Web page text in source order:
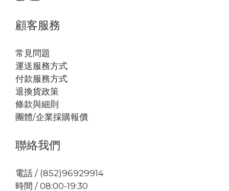
顧客服務
常見問題
運送服務方式
付款服務方式
退換貨政策
條款與細則
團體/企業採購報價
聯絡我們
電話 / (852)96929914
時間 / 08:00-19:30